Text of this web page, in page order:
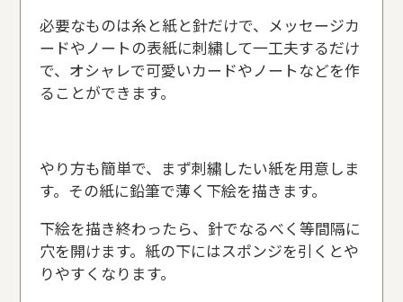
必要なものは糸と紙と針だけで、メッセージカ
ードやノートの表紙に刺繍して一工夫するだけ
で、オシャレで可愛いカードやノートなどを作
ることができます。
やり方も簡単で、まず刺繍したい紙を用意しま
す。その紙に鉛筆で薄く下絵を描きます。
下絵を描き終わったら、針でなるべく等間隔に
穴を開けます。紙の下にはスポンジを引くとや
りやすくなります。